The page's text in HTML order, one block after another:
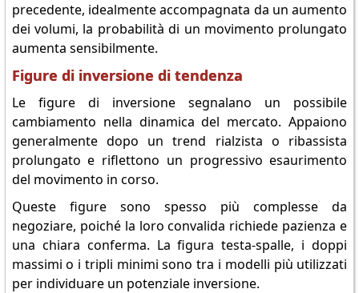
precedente, idealmente accompagnata da un aumento
dei volumi, la probabilità di un movimento prolungato
aumenta sensibilmente.
Figure di inversione di tendenza
Le figure di inversione segnalano un possibile
cambiamento nella dinamica del mercato. Appaiono
generalmente dopo un trend rialzista o ribassista
prolungato e riflettono un progressivo esaurimento
del movimento in corso.
Queste figure sono spesso più complesse da
negoziare, poiché la loro convalida richiede pazienza e
una chiara conferma. La figura testa-spalle, i doppi
massimi o i tripli minimi sono tra i modelli più utilizzati
per individuare un potenziale inversione.